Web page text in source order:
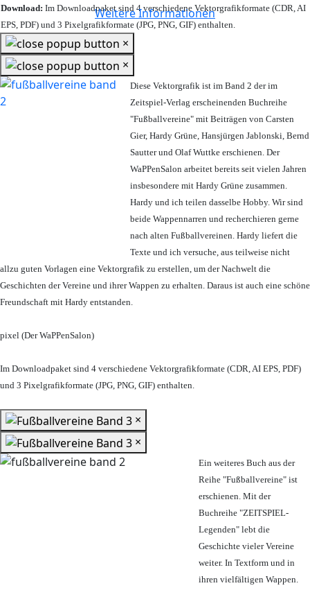
Weitere Informationen
Download: Im Downloadpaket sind 4 verschiedene Vektorgrafikformate (CDR, AI
EPS, PDF) und 3 Pixelgrafikformate (JPG, PNG, GIF) enthalten.
×
×
Diese Vektorgrafik ist im Band 2 der im
Zeitspiel-Verlag erscheinenden Buchreihe
"Fußballvereine" mit Beiträgen von Carsten
Gier, Hardy Grüne, Hansjürgen Jablonski, Bernd
Sautter und Olaf Wuttke erschienen. Der
WaPPenSalon arbeitet bereits seit vielen Jahren
insbesondere mit Hardy Grüne zusammen.
Hardy und ich teilen dasselbe Hobby. Wir sind
beide Wappennarren und recherchieren gerne
nach alten Fußballvereinen. Hardy liefert die
Texte und ich versuche, aus teilweise nicht
allzu guten Vorlagen eine Vektorgrafik zu erstellen, um der Nachwelt die
Geschichten der Vereine und ihrer Wappen zu erhalten. Daraus ist auch eine schöne
Freundschaft mit Hardy entstanden.
pixel (Der WaPPenSalon)
Im Downloadpaket sind 4 verschiedene Vektorgrafikformate (CDR, AI EPS, PDF)
und 3 Pixelgrafikformate (JPG, PNG, GIF) enthalten.
×
×
Ein weiteres Buch aus der
Reihe "Fußballvereine" ist
erschienen. Mit der
Buchreihe "ZEITSPIEL-
Legenden" lebt die
Geschichte vieler Vereine
weiter. In Textform und in
ihren vielfältigen Wappen.